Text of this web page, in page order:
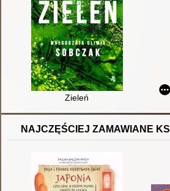
Zieleń
NAJCZĘŚCIEJ ZAMAWIANE